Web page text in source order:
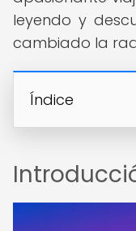
leyendo y
cambiado la
Índice